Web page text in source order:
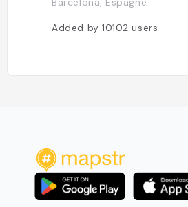
Added by10102users